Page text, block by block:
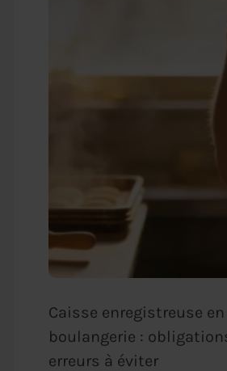
Caisse enregistreuse en
boulangerie :
erreurs à éviter